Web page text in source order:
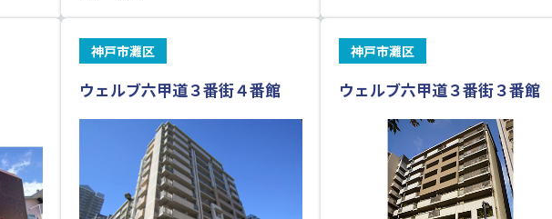
神戸市灘区
ウェルブ六甲道３番街４番館
神戸市灘区
ウェルブ六甲道３番街３番館